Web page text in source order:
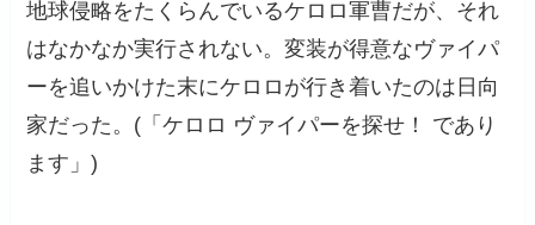
地球侵略をたくらんでいるケロロ軍曹だが、それ
はなかなか実行されない。変装が得意なヴァイパ
ーを追いかけた末にケロロが行き着いたのは日向
家だった。(「ケロロ ヴァイパーを探せ！ であり
ます」)